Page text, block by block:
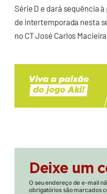
Série D e dará sequência
de intertemporada nesta
no CT José Carlos
Deixe um
O seu endereço de e-mail
obrigatórios são marcados